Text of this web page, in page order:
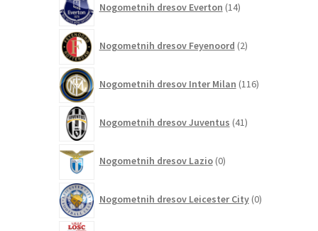
Nogometnih dresov Everton 14izdelkov
Nogometnih dresov Feyenoord 2izdelka
Nogometnih dresov Inter Milan 116izdelkov
Nogometnih dresov Juventus 41izdelkov
Nogometnih dresov Lazio 0izdelkov
Nogometnih dresov Leicester City 0izdelkov